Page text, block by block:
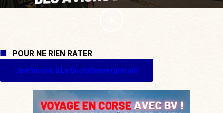
POUR NE RIEN RATER
Je m'inscris à La Quotidienne (gratuit)